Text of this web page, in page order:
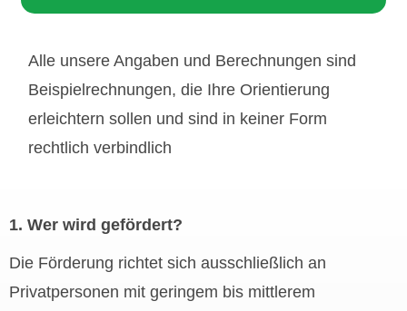
Alle unsere Angaben und Berechnungen sind
Beispielrechnungen, die Ihre Orientierung
erleichtern sollen und sind in keiner Form
rechtlich verbindlich
1. Wer wird gefördert?
Die Förderung richtet sich ausschließlich an
Privatpersonen mit geringem bis mittlerem